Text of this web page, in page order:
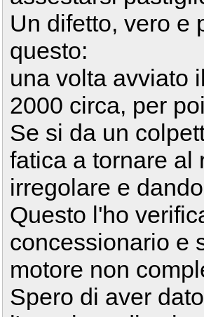
Un difetto, vero e
questo:
una volta avviato
2000 circa, per
Se si da un
fatica a tornare al
irregolare e
Questo l'ho
concessionario e
motore non
Spero di aver